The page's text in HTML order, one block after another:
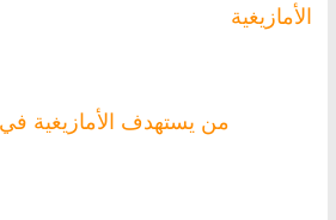
الأمازيغية
من يستهدف الأمازيغية